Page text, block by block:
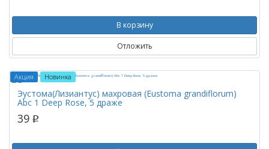
В корзину
Отложить
Акция Новинка
Эустома(Лизиантус) махровая (Eustoma grandiflorum)
Abc 1 Deep Rose, 5 драже
39 p